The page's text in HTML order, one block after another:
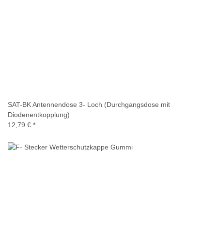
SAT-BK Antennendose 3- Loch (Durchgangsdose mit
Diodenentkopplung)
12,79 € *